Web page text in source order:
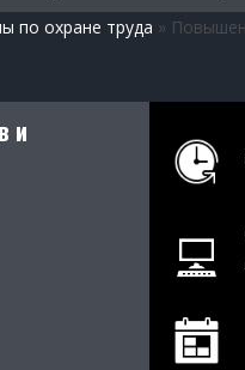
по охране труда »
и